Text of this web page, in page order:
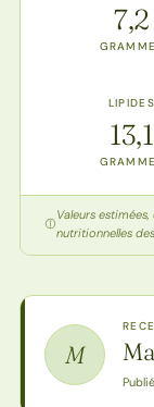
7,2
LIPIDES
13,1
Valeurs
nutritionnelles
M